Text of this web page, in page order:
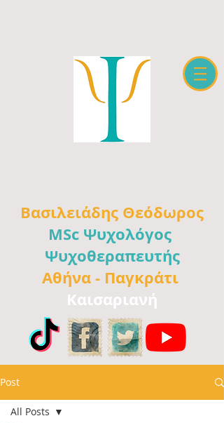
Βασιλειάδης Θεόδωρος
MSc Ψυχολόγος
Ψυχοθεραπευτής
Αθήνα - Παγκράτι
Καισαριανή
Post
All Posts